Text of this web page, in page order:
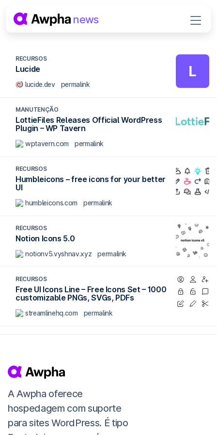
L
RECURSOS
Lucide
lucide.dev permalink
MANUTENÇÃO
LottieFiles Releases Official WordPress
Plugin – WP Tavern
wptavern.com permalink
RECURSOS
Humbleicons – free icons for your better
UI
humbleicons.com permalink
RECURSOS
Notion Icons 5.0
notionv5.vyshnav.xyz permalink
RECURSOS
Free UI Icons Line – Free Icons Set – 1000
customizable PNGs, SVGs, PDFs
streamlinehq.com permalink
Navegação principal
news
A Awpha oferece
hospedagem com suporte
para sites WordPress. É tipo